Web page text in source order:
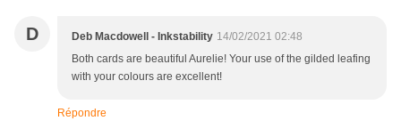
D Deb Macdowell - Inkstability 14/02/2021 02:48
Both cards are beautiful Aurelie! Your use of the gilded leafing
with your colours are excellent!
Répondre